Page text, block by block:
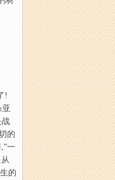
!
战
的
一
的